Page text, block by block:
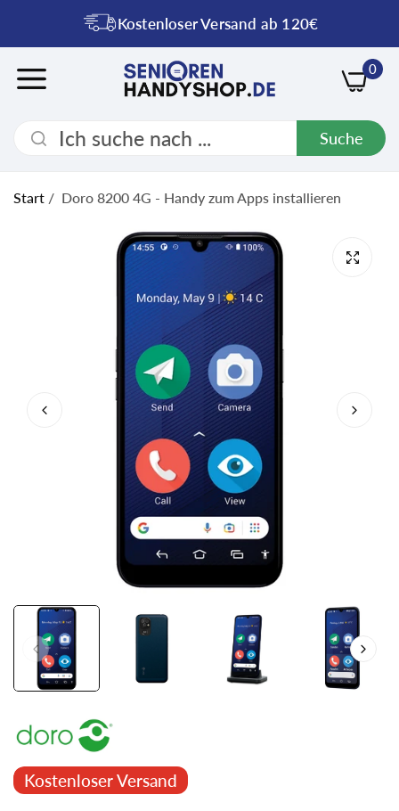
Kostenloser Versand ab 120€
Suche
0
Start / Doro 8200 4G - Handy zum Apps installieren
Kostenloser Versand